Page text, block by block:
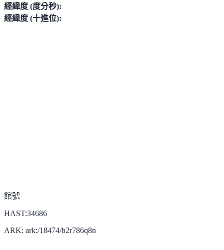
經緯度 (度分秒):
經緯度 (十進位):
館號
HAST:34686
ARK: ark:/18474/b2r786q8n